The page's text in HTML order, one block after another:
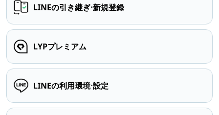
LINEの引き継ぎ⋅新規登録
LYPプレミアム
LINEの利用環境⋅設定